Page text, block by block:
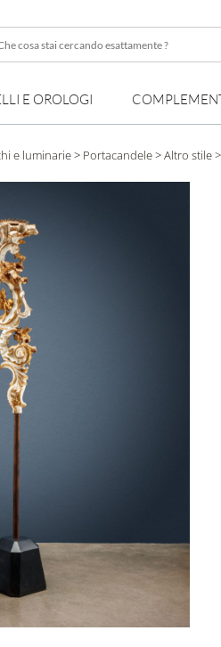
E OROLOGI
e luminarie> Portacandele>Altro stile